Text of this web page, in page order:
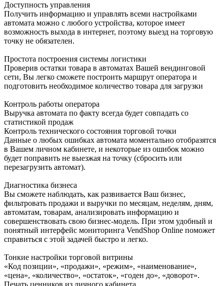
Доступность управления
Получить информацию и управлять всеми настройками
автомата можно с любого устройства, которое имеет
возможность выхода в интернет, поэтому выезд на торговую
точку не обязателен.
Простота построения системы логистики
Проверив остатки товара в автоматах Вашей вендинговой
сети, Вы легко сможете построить маршрут оператора и
подготовить необходимое количество товара для загрузки
Контроль работы оператора
Выручка автомата по факту всегда будет совпадать со
статистикой продаж
Контроль технического состояния торговой точки
Данные о любых ошибках автомата моментально отобразятся
в Вашем личном кабинете, и некоторые из ошибок можно
будет поправить не выезжая на точку (сбросить или
перезагрузить автомат).
Диагностика бизнеса
Вы сможете наблюдать, как развивается Ваш бизнес,
фильтровать продажи и выручки по месяцам, неделям, дням,
автоматам, товарам, анализировать информацию и
совершенствовать свою бизнес-модель. При этом удобный и
понятный интерфейс мониторинга VendShop Online поможет
справиться с этой задачей быстро и легко.
Тонкие настройки торговой витрины
«Код позиции», «продажи», «режим», «наименование»,
«цена», «количество», «остаток», «годен до», «доворот».
Печать ценников из личного кабинета